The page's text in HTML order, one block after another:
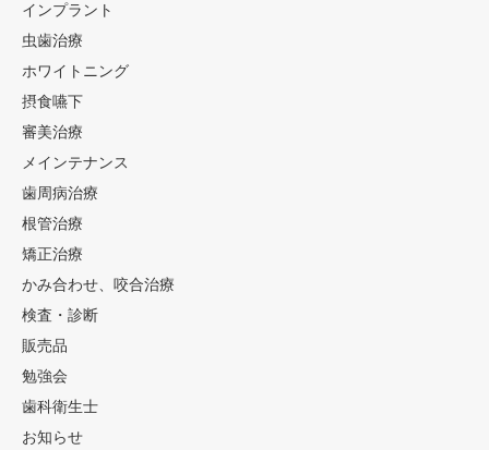
インプラント
虫歯治療
ホワイトニング
摂食嚥下
審美治療
メインテナンス
歯周病治療
根管治療
矯正治療
かみ合わせ、咬合治療
検査・診断
販売品
勉強会
歯科衛生士
お知らせ